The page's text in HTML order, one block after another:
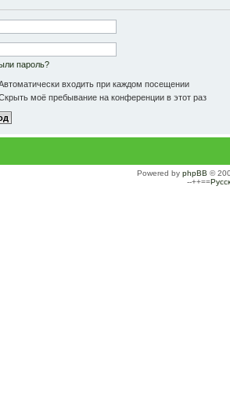
пароль?
входить при каждом посещении
моё пребывание на конференции в этот раз
Powered by phpBB ©
--++==